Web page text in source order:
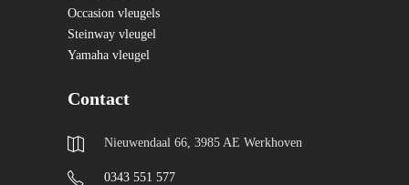
Occasion vleugels
Steinway vleugel
Yamaha vleugel
Contact
Nieuwendaal 66, 3985 AE Werkhoven
0343 551 577